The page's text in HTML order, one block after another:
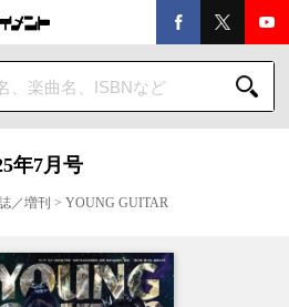
年7月号
／増刊 > YOUNG GUITAR